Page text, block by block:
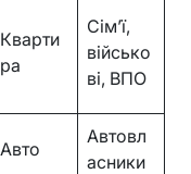
Кварти
ра
Сім’ї,
військо
ві, ВПО
Авто
Автовл
асники